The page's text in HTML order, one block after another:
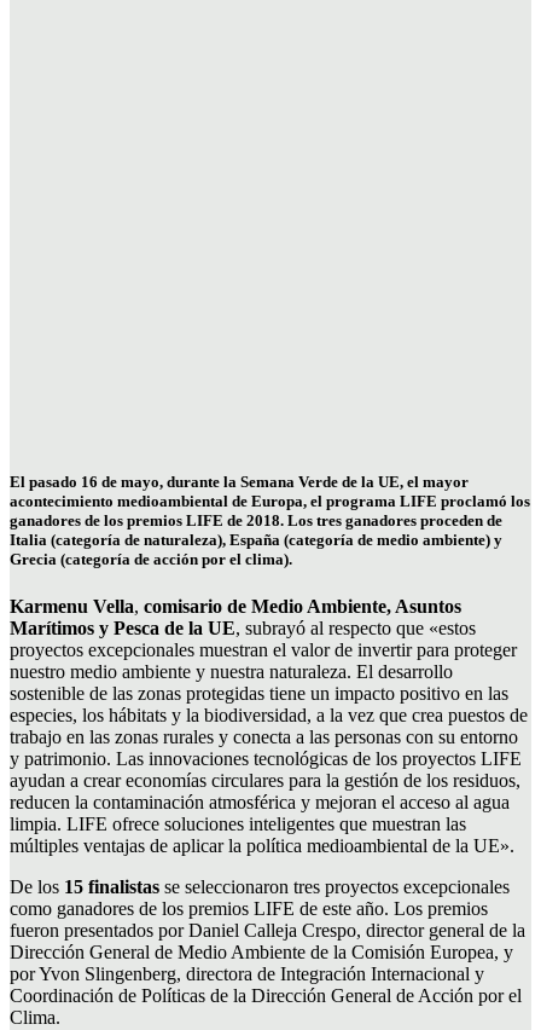
El pasado 16 de mayo, durante la Semana Verde de la UE, el mayor
acontecimiento medioambiental de Europa, el programa LIFE proclamó los
ganadores de los premios LIFE de 2018. Los tres ganadores proceden de
Italia (categoría de naturaleza), España (categoría de medio ambiente) y
Grecia (categoría de acción por el clima).
Karmenu Vella, comisario de Medio Ambiente, Asuntos
Marítimos y Pesca de la UE, subrayó al respecto que «estos
proyectos excepcionales muestran el valor de invertir para proteger
nuestro medio ambiente y nuestra naturaleza. El desarrollo
sostenible de las zonas protegidas tiene un impacto positivo en las
especies, los hábitats y la biodiversidad, a la vez que crea puestos de
trabajo en las zonas rurales y conecta a las personas con su entorno
y patrimonio. Las innovaciones tecnológicas de los proyectos LIFE
ayudan a crear economías circulares para la gestión de los residuos,
reducen la contaminación atmosférica y mejoran el acceso al agua
limpia. LIFE ofrece soluciones inteligentes que muestran las
múltiples ventajas de aplicar la política medioambiental de la UE».
De los 15 finalistas se seleccionaron tres proyectos excepcionales
como ganadores de los premios LIFE de este año. Los premios
fueron presentados por Daniel Calleja Crespo, director general de la
Dirección General de Medio Ambiente de la Comisión Europea, y
por Yvon Slingenberg, directora de Integración Internacional y
Coordinación de Políticas de la Dirección General de Acción por el
Clima.